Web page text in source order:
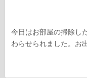
今日はお部屋の掃除し
わらせられました。お